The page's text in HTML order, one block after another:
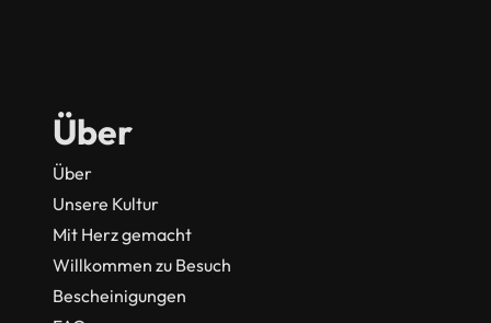
Über
Über
Unsere Kultur
Mit Herz gemacht
Willkommen zu Besuch
Bescheinigungen